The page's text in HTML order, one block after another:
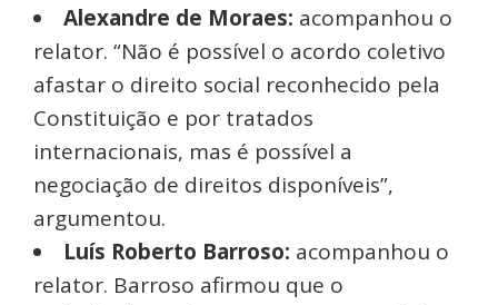
Alexandre de Moraes: acompanhou o
relator. “Não é possível o acordo coletivo
afastar o direito social reconhecido pela
Constituição e por tratados
internacionais, mas é possível a
negociação de direitos disponíveis”,
argumentou.
Luís Roberto Barroso: acompanhou o
relator. Barroso afirmou que o